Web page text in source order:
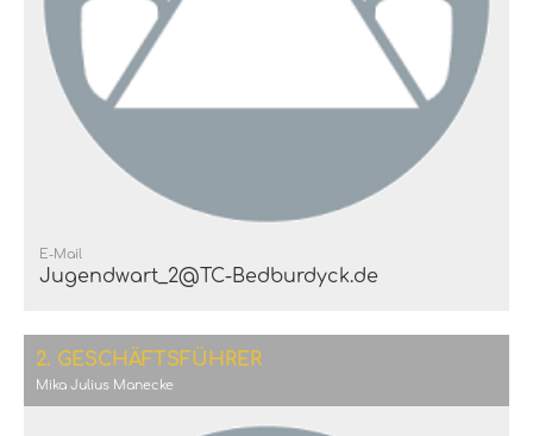
E-Mail
Jugendwart_2@TC-Bedburdyck.de
2. GESCHÄFTSFÜHRER
Mika Julius Manecke